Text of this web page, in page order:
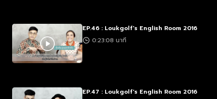
EP.46 : Loukgolf's English Room 2016
0:23:08 นาที
EP.47 : Loukgolf's English Room 2016